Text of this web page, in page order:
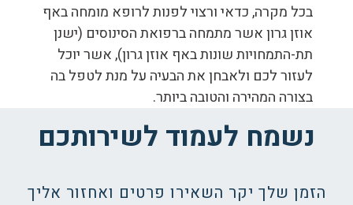
בכל מקרה, כדאי ורצוי לפנות לרופא מומחה באף
אוזן גרון אשר מתמחה ברפואת הסינוסים (ישנן
תת-התמחויות שונות באף אוזן גרון), אשר יוכל
לעזור לכם ולאבחן את הבעיה על מנת לטפל בה
בצורה המהירה והטובה ביותר.
נשמח לעמוד לשירותכם
הזמן שלך יקר השאירו פרטים ואחזור אליך